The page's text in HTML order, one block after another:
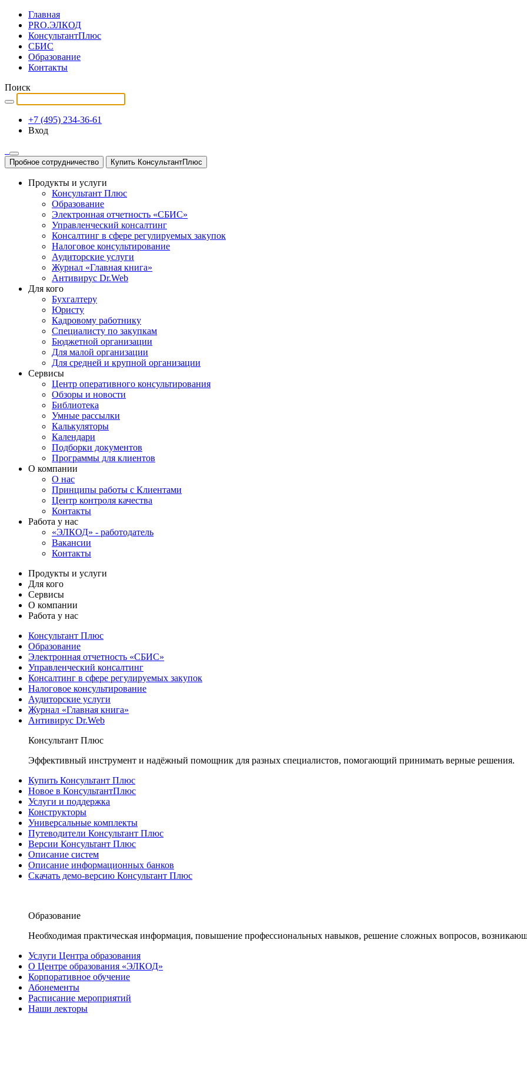
Главная
PRO.ЭЛКОД
КонсультантПлюс
СБИС
Образование
Контакты
Поиск
+7 (495) 234-36-61
Вход
Пробное сотрудничество Купить КонсультантПлюс
Продукты и услуги
Консультант Плюс
Образование
Электронная отчетность «СБИС»
Управленческий консалтинг
Консалтинг в сфере регулируемых закупок
Налоговое консультирование
Аудиторские услуги
Журнал «Главная книга»
Антивирус Dr.Web
Для кого
Бухгалтеру
Юристу
Кадровому работнику
Специалисту по закупкам
Бюджетной организации
Для малой организации
Для средней и крупной организации
Сервисы
Центр оперативного консультирования
Обзоры и новости
Библиотека
Умные рассылки
Калькуляторы
Календари
Подборки документов
Программы для клиентов
О компании
О нас
Принципы работы с Клиентами
Центр контроля качества
Контакты
Работа у нас
«ЭЛКОД» - работодатель
Вакансии
Контакты
Продукты и услуги
Для кого
Сервисы
О компании
Работа у нас
Консультант Плюс
Образование
Электронная отчетность «СБИС»
Управленческий консалтинг
Консалтинг в сфере регулируемых закупок
Налоговое консультирование
Аудиторские услуги
Журнал «Главная книга»
Антивирус Dr.Web
Консультант Плюс
Эффективный инструмент и надёжный помощник для разных специалистов, помогающий принимать верные решения.
Купить Консультант Плюс
Новое в КонсультантПлюс
Услуги и поддержка
Конструкторы
Универсальные комплекты
Путеводители Консультант Плюс
Версии Консультант Плюс
Описание систем
Описание информационных банков
Скачать демо-версию Консультант Плюс
Образование
Необходимая практическая информация, повышение профессиональных навыков, решение сложных вопросов,
Услуги Центра образования
О Центре образования «ЭЛКОД»
Корпоративное обучение
Абонементы
Расписание мероприятий
Наши лекторы